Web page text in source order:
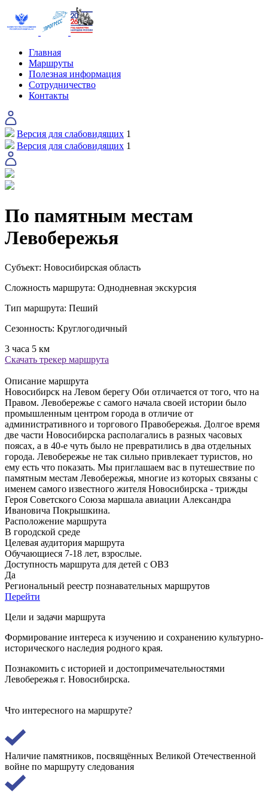
Главная
Маршруты
Полезная информация
Сотрудничество
Контакты
Версия для слабовидящих 1
Версия для слабовидящих 1
По памятным местам
Левобережья
Субъект: Новосибирская область
Сложность маршрута: Однодневная экскурсия
Тип маршрута: Пеший
Сезонность: Круглогодичный
3 часа 5 км
Скачать трекер маршрута
Описание маршрута
Новосибирск на Левом берегу Оби отличается от того, что на
Правом. Левобережье с самого начала своей истории было
промышленным центром города в отличие от
административного и торгового Правобережья. Долгое время
две части Новосибирска располагались в разных часовых
поясах, а в 40-е чуть было не превратились в два отдельных
города. Левобережье не так сильно привлекает туристов, но
ему есть что показать. Мы приглашаем вас в путешествие по
памятным местам Левобережья, многие из которых связаны с
именем самого известного жителя Новосибирска - трижды
Героя Советского Союза маршала авиации Александра
Ивановича Покрышкина.
Расположение маршрута
В городской среде
Целевая аудитория маршрута
Обучающиеся 7-18 лет, взрослые.
Доступность маршрута для детей с ОВЗ
Да
Региональный реестр познавательных маршрутов
Перейти
Цели и задачи маршрута
Формирование интереса к изучению и сохранению культурно-
исторического наследия родного края.
Познакомить с историей и достопримечательностями
Левобережья г. Новосибирска.
Что интересного на маршруте?
Наличие памятников, посвящённых Великой Отечественной
войне по маршруту следования